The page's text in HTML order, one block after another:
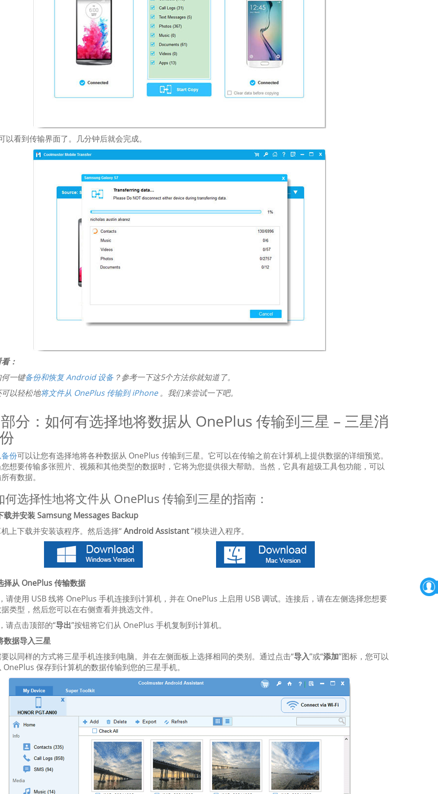
以看到传输界面了。几分钟后就会完成。
：
一键备份和恢复 Android 设备？参考一下这5个方法你就知道了。
以轻松地将文件从 OnePlus 传输到 iPhone。我们来尝试一下吧。
分：如何有选择地将数据从 OnePlus 传输到三星 – 三星消
份可以让您有选择地将各种数据从 OnePlus 传输到三星。它可以在传输之前在计算机上提供数据的详细预览。
想要传输多张照片、视频和其他类型的数据时，它将为您提供很大帮助。当然，它具有超级工具包功能，可以
有数据。
何选择性地将文件从 OnePlus 传输到三星的指南：
载并安装 Samsung Messages Backup
上下载并安装该程序。然后选择“Android Assistant”模块进入程序。
择从 OnePlus 传输数据
请使用 USB 线将 OnePlus 手机连接到计算机，并在 OnePlus 上启用 USB 调试。连接后，请在左侧选择您想要
类型，然后您可以在右侧查看并挑选文件。
请点击顶部的“导出”按钮将它们从 OnePlus 手机复制到计算机。
数据导入三星
以同样的方式将三星手机连接到电脑。并在左侧面板上选择相同的类别。通过点击“导入”或“添加”图标，您可以
OnePlus 保存到计算机的数据传输到您的三星手机。